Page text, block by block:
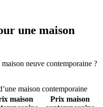
une maison
neuve contemporaine ?
maison contemporaine
maison
Prix maison